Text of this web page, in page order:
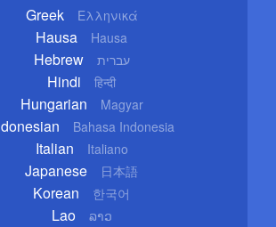
Greek Ελληνικά
Hausa Hausa
Hebrew עברית
Hindi हिन्दी
Hungarian Magyar
Bahasa Indonesia
Italian Italiano
Japanese 日本語
Korean 한국어
Lao ລາວ